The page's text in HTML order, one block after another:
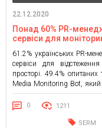
22.12.2020
Понад 60% PR-
сервіси для
61.2% українських PR-
сервіси для
просторі. 49.4%
Media Monitoring Bot,
цьому близько 10.6%
соцмережах. Такі дані
0 1211
SERM